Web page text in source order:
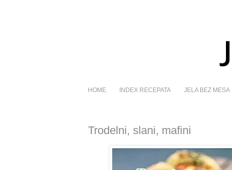
HOME INDEX RECEPATA JELA BEZ MESA
Trodelni, slani, mafini